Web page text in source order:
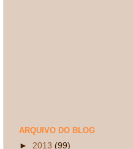
ARQUIVO DO BLOG
► 2013 (99)